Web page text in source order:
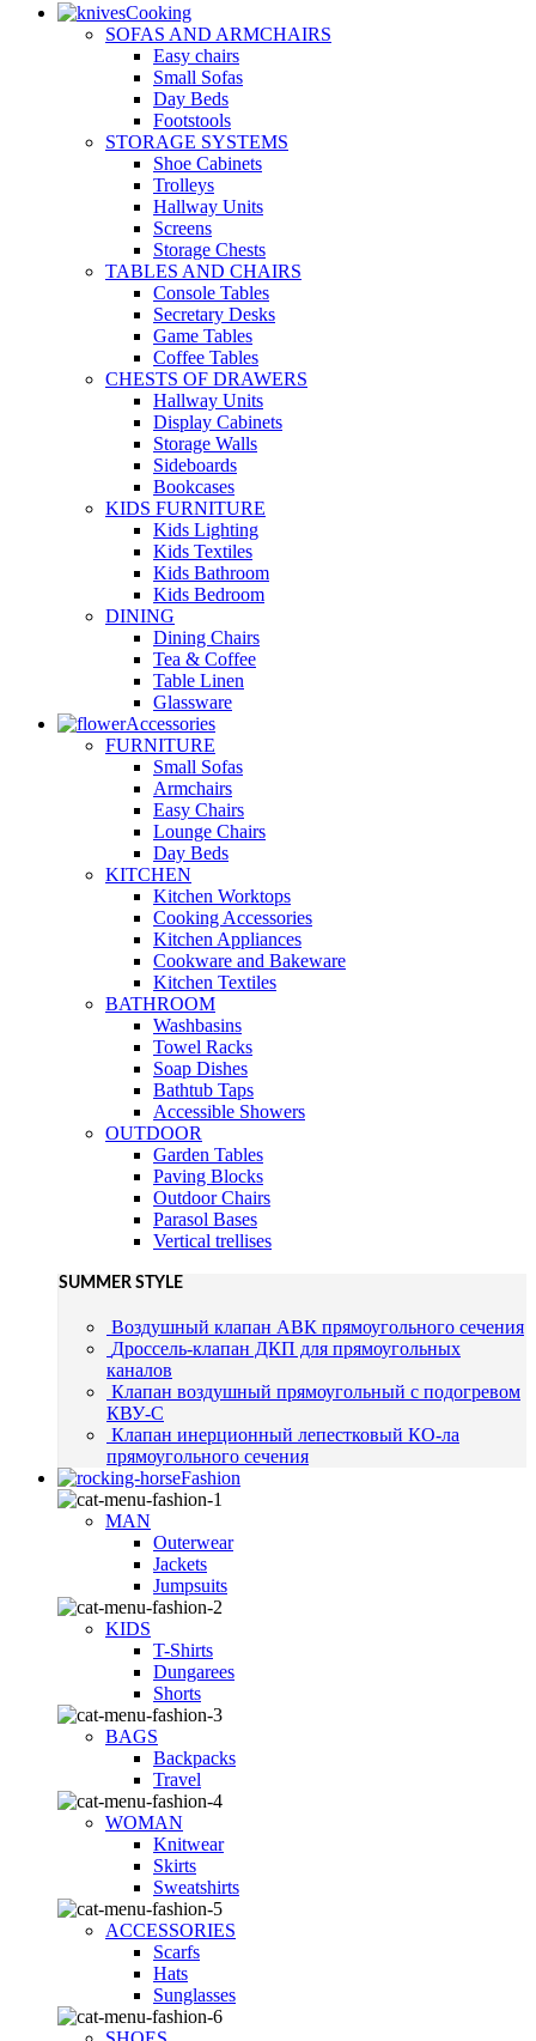
Cooking
SOFAS AND ARMCHAIRS
Easy chairs
Small Sofas
Day Beds
Footstools
STORAGE SYSTEMS
Shoe Cabinets
Trolleys
Hallway Units
Screens
Storage Chests
TABLES AND CHAIRS
Console Tables
Secretary Desks
Game Tables
Coffee Tables
CHESTS OF DRAWERS
Hallway Units
Display Cabinets
Storage Walls
Sideboards
Bookcases
KIDS FURNITURE
Kids Lighting
Kids Textiles
Kids Bathroom
Kids Bedroom
DINING
Dining Chairs
Tea & Coffee
Table Linen
Glassware
Accessories
FURNITURE
Small Sofas
Armchairs
Easy Chairs
Lounge Chairs
Day Beds
KITCHEN
Kitchen Worktops
Cooking Accessories
Kitchen Appliances
Cookware and Bakeware
Kitchen Textiles
BATHROOM
Washbasins
Towel Racks
Soap Dishes
Bathtub Taps
Accessible Showers
OUTDOOR
Garden Tables
Paving Blocks
Outdoor Chairs
Parasol Bases
Vertical trellises
SUMMER STYLE
Воздушный клапан АВК прямоугольного сечения
Дроссель-клапан ДКП для прямоугольных
каналов
Клапан воздушный прямоугольный с подогревом
КВУ-С
Клапан инерционный лепестковый КО-ла
прямоугольного сечения
Fashion
MAN
Outerwear
Jackets
Jumpsuits
KIDS
T-Shirts
Dungarees
Shorts
BAGS
Backpacks
Travel
WOMAN
Knitwear
Skirts
Sweatshirts
ACCESSORIES
Scarfs
Hats
Sunglasses